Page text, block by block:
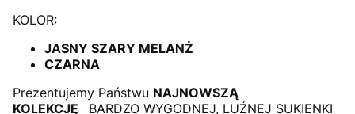
KOLOR:
JASNY SZARY MELANŻ
CZARNA
Prezentujemy Państwu NAJNOWSZĄ
KOLEKCJĘ
BARDZO WYGODNEJ, LUŹNEJ SUKIENKI